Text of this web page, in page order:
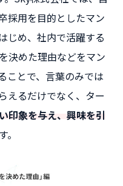
採用を目的としたマン
じめ、社内で活躍する
決めた理由などをマン
ことで、言葉のみでは
えるだけでなく、ター
印象を与え、興味を引